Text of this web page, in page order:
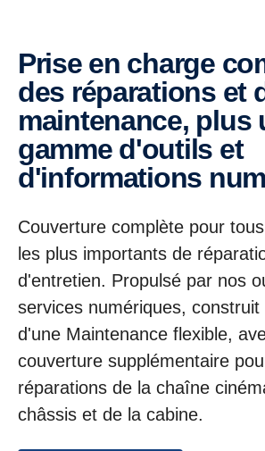
Prise en charge complète
des réparations et
maintenance, plus
gamme d'outils et
d'informations
Couverture complète pour
les plus importants de
d'entretien. Propulsé par nos
services numériques,
d'une Maintenance flexible,
couverture supplémentaire
réparations de la chaîne
châssis et de la cabine.